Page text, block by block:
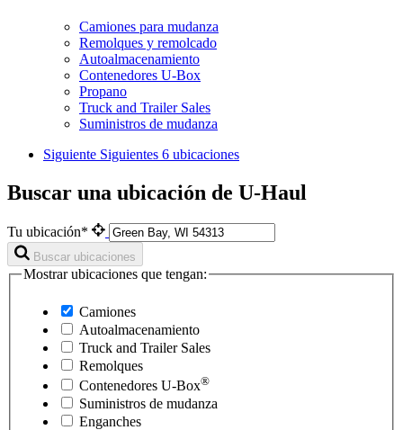
Camiones para mudanza
Remolques y remolcado
Autoalmacenamiento
Contenedores U-Box
Propano
Truck and Trailer Sales
Suministros de mudanza
Siguiente Siguientes 6 ubicaciones
Buscar una ubicación de U-Haul
Tu ubicación*
Buscar ubicaciones
Mostrar ubicaciones que tengan:
Camiones
Autoalmacenamiento
Truck and Trailer Sales
Remolques
Contenedores U-Box®
Suministros de mudanza
Enganches